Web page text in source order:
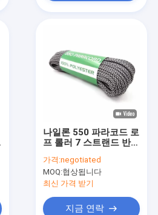
나일론 550 파라코드 로
프 롤러 7 스트랜드 반사
가격:negotiated
MOQ:협상됩니다
최신 가격 받기
지금 연락